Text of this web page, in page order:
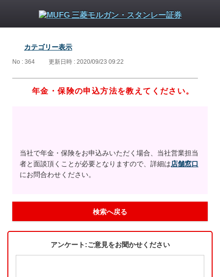
カテゴリー表示
No : 364 更新日時 : 2020/09/23 09:22
年金・保険の申込方法を教えてください。
当社で年金・保険をお申込みいただく場合、当社営業担当
者と面談頂くことが必要となりますので、詳細は店舗窓口
にお問合わせください。
検索へ戻る
アンケート:ご意見をお聞かせください